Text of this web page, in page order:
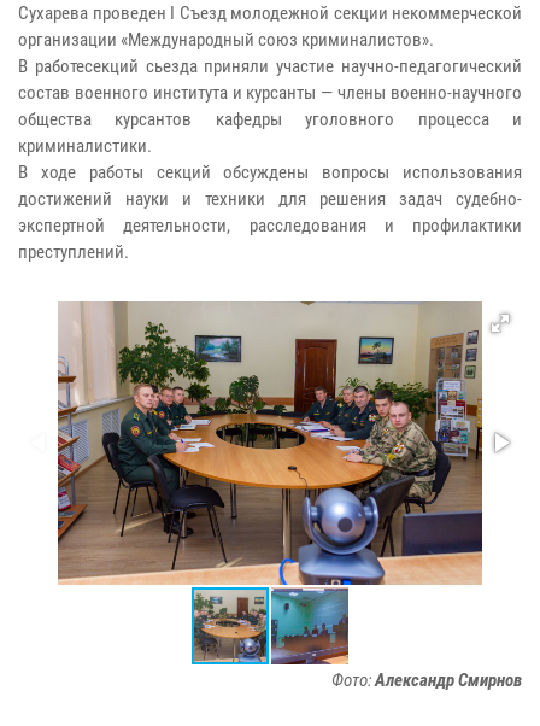
Сухарева проведен I Съезд молодежной секции некоммерческой
организации «Международный союз криминалистов».
В работесекций сьезда приняли участие научно-педагогический
состав военного института и курсанты — члены военно-научного
общества курсантов кафедры уголовного процесса и
криминалистики.
В ходе работы секций обсуждены вопросы использования
достижений науки и техники для решения задач судебно-
экспертной деятельности, расследования и профилактики
преступлений.
Фото:Александр Смирнов